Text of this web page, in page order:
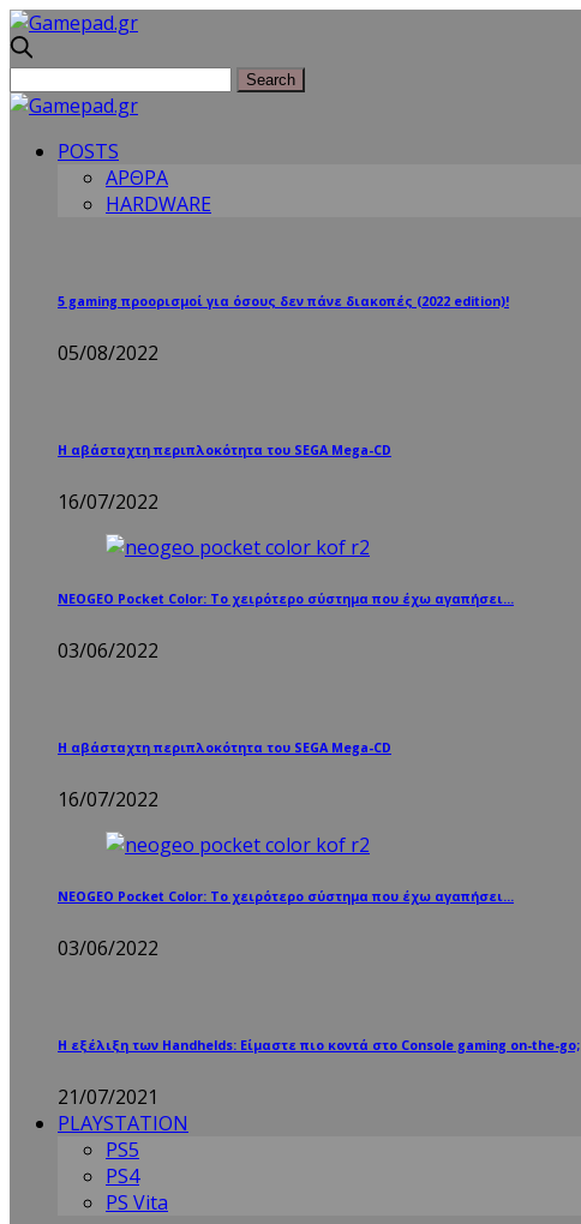
POSTS
ΑΡΘΡΑ
HARDWARE
5 gaming προορισμοί για όσους δεν πάνε διακοπές (2022 edition)!
05/08/2022
Η αβάσταχτη περιπλοκότητα του SEGA Mega-CD
16/07/2022
NEOGEO Pocket Color: Το χειρότερο σύστημα που έχω αγαπήσει…
03/06/2022
Η αβάσταχτη περιπλοκότητα του SEGA Mega-CD
16/07/2022
NEOGEO Pocket Color: Το χειρότερο σύστημα που έχω αγαπήσει…
03/06/2022
Η εξέλιξη των Handhelds: Είμαστε πιο κοντά στο Console gaming on-the-go;
21/07/2021
PLAYSTATION
PS5
PS4
PS Vita